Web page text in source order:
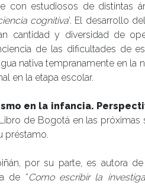
con estudiosos de distintas
cognitiva’. El desarrollo
cantidad y diversidad de
de las dificultades de
nativa tempranamente en la
en la etapa escolar.
en la infancia.
de Bogotá en las
préstamo.
por su parte, es autora de
de “Como escribir la